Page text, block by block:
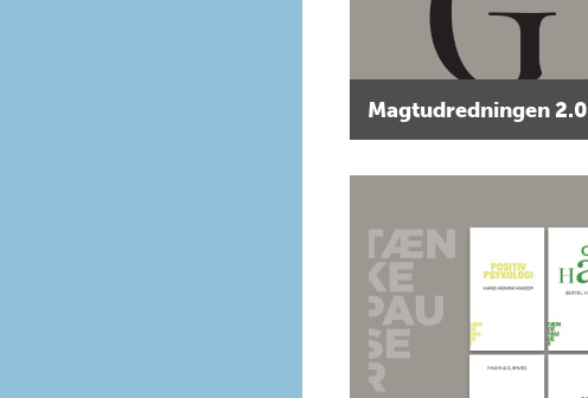
Magtudredningen 2.0